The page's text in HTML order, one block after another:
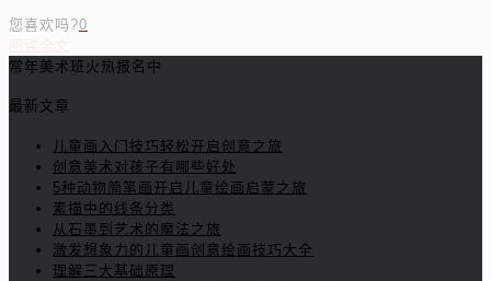
您喜欢吗?0
阅读全文
常年美术班火热报名中
最新文章
儿童画入门技巧轻松开启创意之旅
创意美术对孩子有哪些好处
5种动物简笔画开启儿童绘画启蒙之旅
素描中的线条分类
从石墨到艺术的魔法之旅
激发想象力的儿童画创意绘画技巧大全
理解三大基础原理